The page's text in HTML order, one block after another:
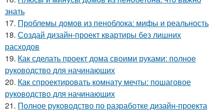
знать
17. Проблемы домов из пеноблока: мифы и реальность
18. Создай дизайн-проект квартиры без лишних
расходов
19. Как сделать проект дома своими руками: полное
руководство для начинающих
20. Как спроектировать комнату мечты: пошаговое
руководство для начинающих
21. Полное руководство по разработке дизайн-проекта